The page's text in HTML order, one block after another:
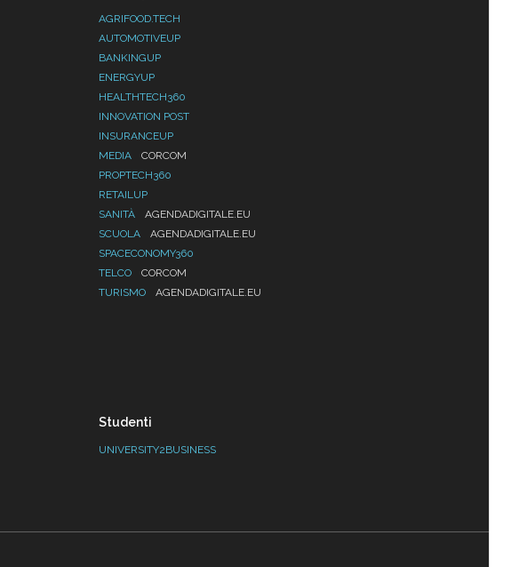
AGRIFOOD.TECH
AUTOMOTIVEUP
BANKINGUP
ENERGYUP
HEALTHTECH360
INNOVATION POST
INSURANCEUP
MEDIA
CORCOM
PROPTECH360
RETAILUP
SANITÀ
AGENDADIGITALE.EU
SCUOLA
AGENDADIGITALE.EU
SPACECONOMY360
TELCO
CORCOM
TURISMO
AGENDADIGITALE.EU
Studenti
UNIVERSITY2BUSINESS